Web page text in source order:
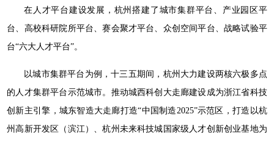
在人才平台建设发展，杭州搭建了城市集群平台、产业园区平
台、高校科研院所平台、赛会聚才平台、众创空间平台、战略试验平
台“六大人才平台”。
以城市集群平台为例，十三五期间，杭州大力建设两核六极多点
的人才集群平台示范城市。推动城西科创大走廊建设成为浙江省科技
创新主引擎，城东智造大走廊打造“中国制造2025”示范区，打造以杭
州高新开发区（滨江）、杭州未来科技城国家级人才创新创业基地为